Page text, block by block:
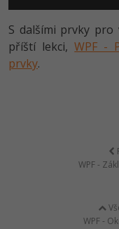
S dalšími prvky pro
příští lekci,WPF -
prvky.
WPF -
WPF -